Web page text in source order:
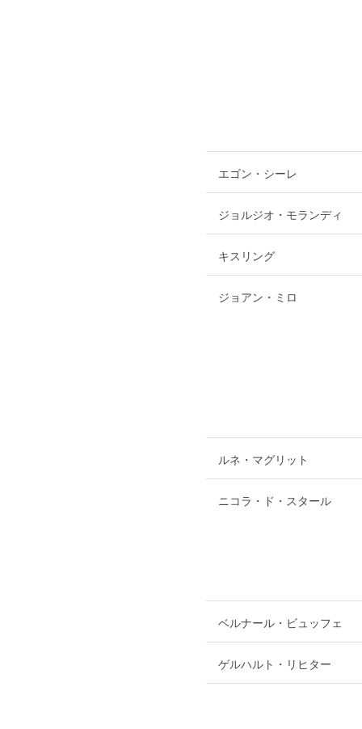
エゴン・シーレ
ジョルジオ・モランディ
キスリング
ジョアン・ミロ
ルネ・マグリット
ニコラ・ド・スタール
ベルナール・ビュッフェ
ゲルハルト・リヒター